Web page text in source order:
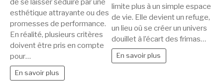
une
nouvelle
voiture
de se laisser séduire par une
esthétique attrayante ou des
promesses de performance.
En réalité, plusieurs critères
doivent être pris en compte
pour…
En savoir plus
intérieur
en
un
cocon
chaleureux
pour
limite plus à un simple espace
de vie. Elle devient un refuge,
un lieu où se créer un univers
douillet à l’écart des frimas…
En savoir plus